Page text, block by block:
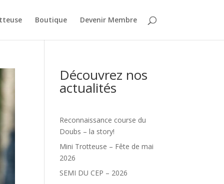
Boutique Devenir Membre
Découvrez nos
actualités
Reconnaissance course du
Doubs – la story!
Mini Trotteuse – Fête de mai
2026
SEMI DU CEP – 2026